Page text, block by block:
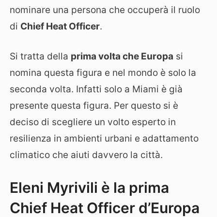
nominare una persona che occuperà il ruolo
di Chief Heat Officer.
Si tratta della prima volta che Europa si
nomina questa figura e nel mondo è solo la
seconda volta. Infatti solo a Miami è già
presente questa figura. Per questo si è
deciso di scegliere un volto esperto in
resilienza in ambienti urbani e adattamento
climatico che aiuti davvero la città.
Eleni Myrivili è la prima
Chief Heat Officer d’Europa